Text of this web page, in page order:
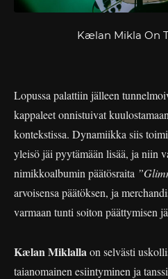
Kælan Mikla On
Lopussa palattiin jälleen
kappaleet onnistuivat
kontekstissa. Dynamiikka siis
yleisö jäi pyytämään lisää, ja niin
nimikkoalbumin päätösraita
arvoisensa päätöksen, ja
varmaan tunti soiton päättymisen
Kælan Miklallaon selvästi
taianomainen esiintyminen ja